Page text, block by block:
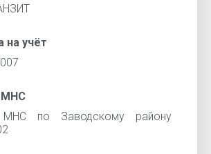
на учёт
МНС
МНС по Заводскому району